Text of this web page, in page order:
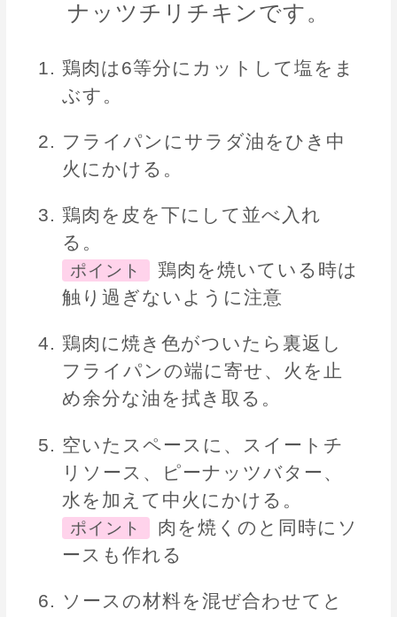
ナッツチリチキンです。
鶏肉は6等分にカットして塩をま
ぶす。
フライパンにサラダ油をひき中
火にかける。
鶏肉を皮を下にして並べ入れ
る。
ポイント
鶏肉を焼いている時は
触り過ぎないように注意
鶏肉に焼き色がついたら裏返し
フライパンの端に寄せ、火を止
め余分な油を拭き取る。
空いたスペースに、スイートチ
リソース、ピーナッツバター、
水を加えて中火にかける。
ポイント
肉を焼くのと同時にソ
ースも作れる
ソースの材料を混ぜ合わせてと